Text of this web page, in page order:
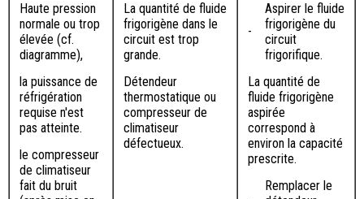
Haute pression
normale ou trop
élevée (cf.
diagramme),
la puissance de
réfrigération
requise n'est
pas atteinte.
le compresseur
de climatiseur
fait du bruit
La quantité de fluide
frigorigène dans le
circuit est trop
grande.
Détendeur
thermostatique ou
compresseur de
climatiseur
défectueux.
-
Aspirer le fluide
frigorigène du
circuit
frigorifique.
La quantité de
fluide frigorigène
aspirée
correspond à
environ la capacité
prescrite.
Remplacer le